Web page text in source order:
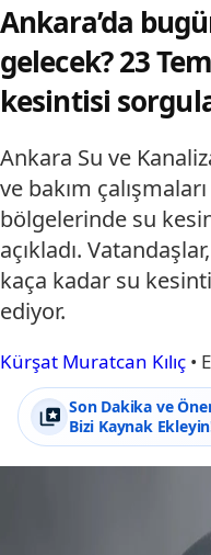
Ankara’da
gelecek? 23
kesintisi
Ankara Su ve
ve bakım
bölgelerinde su
açıkladı.
kaça kadar su
ediyor.
Kürşat Muratcan Kılıç •
Son Dakika ve
Bizi Kaynak